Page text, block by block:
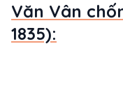
Văn Vân
1835):